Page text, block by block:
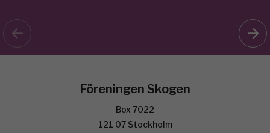
Föreningen Skogen
Box 7022
121 07 Stockholm